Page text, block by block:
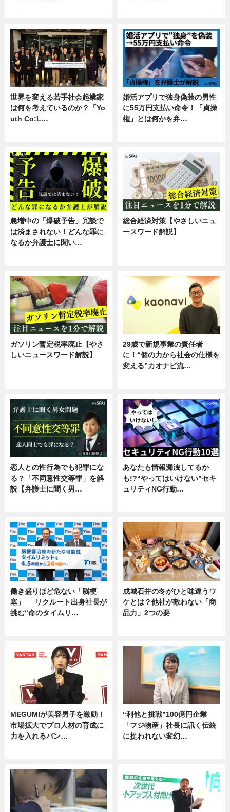
世界を変える若手社会起業家
は何を考えているのか？「Yo
uth Co:L…
婚活アプリで独身偽装の男性
に55万円支払い命令！「貞操
権」とは何かを弁…
急増中の「爆破予告」冗談で
は済まされない！どんな罪に
なるか弁護士に聞い…
総合経済対策【やさしいニュ
ースワード解説】
ガソリン暫定税率廃止【やさ
しいニュースワード解説】
29歳で新規事業の責任者
に！“個の力から社会の仕様を
変える”カオナビ流…
恋人との性行為でも犯罪にな
る？「不同意性交等罪」を解
説【弁護士に聞く男…
あなたも情報漏洩してるか
も!?“やってはいけない”セキ
ュリティNG行動…
働き盛りほど危ない「脳梗
塞」──リクルート出身社長が
挑む“命のタイムリ…
成城石井の冬がひと味違うワ
ケとは？他社が敵わない「商
品力」2つの要
MEGUMIが美容男子を激励！
市場拡大でプロ人材の育成に
力を入れるバン…
“利他と挑戦”100億円企業
「フジ物産」社長に訊く伝統
に捉われない変幻…